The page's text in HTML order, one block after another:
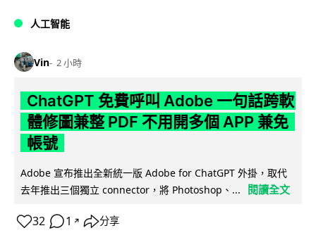
人工智能
Vin 2 小時
ChatGPT 免費呼叫 Adobe 一句話跨軟
體修圖兼整 PDF 不用開多個 APP 兼免
帳號
Adobe 宣布推出全新統一版 Adobe for ChatGPT 外掛，取代
去年推出三個獨立 connector，將 Photoshop、...
閱讀全文
32 1 ↗ 分享